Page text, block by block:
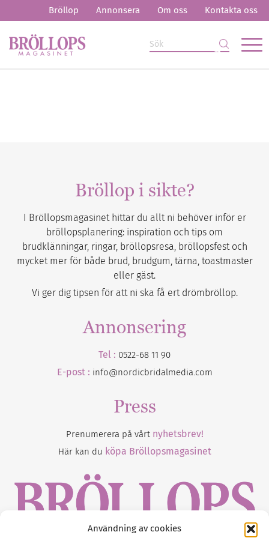
Användning av cookies
Bröllop Annonsera Om oss Kontakta oss
Bröllop i sikte?
I Bröllopsmagasinet hittar du allt ni behöver inför er
bröllopsplanering: inspiration och tips om
brudklänningar, ringar, bröllopsresa, bröllopsfest och
mycket mer för både brud, brudgum, tärna, toastmaster
eller gäst.
Vi ger dig tipsen för att ni ska få ert drömbröllop.
Annonsering
Tel : 0522-68 11 90
E-post : info@nordicbridalmedia.com
Press
Prenumerera på vårt nyhetsbrev!
Här kan du köpa Bröllopsmagasinet